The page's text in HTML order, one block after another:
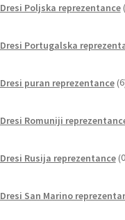
Dresi Poljska reprezentance
Dresi Portugalska
Dresi puran reprezentance 6
Dresi Romuniji
Dresi Rusija reprezentance 0
Dresi San Marino